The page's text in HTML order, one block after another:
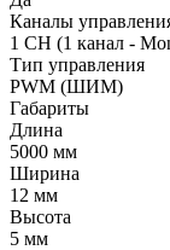
Каналы
1 CH (1 канал -
Тип управления
PWM (ШИМ)
Габариты
Длина
5000 мм
Ширина
12 мм
Высота
5 мм